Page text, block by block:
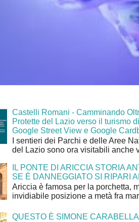
Castelli Romani - Camminando
Protette del Lazio verso il turismo
Google Street View e Google
I sentieri dei Parchi e delle Aree
del Lazio sono ora visitabili anche
IL PONTE DI ARICCIA STORIA
SE È DANNEGGIATO SI RIPARI
Ariccia è famosa per la porchetta,
invidiabile posizione a metà fra
QUESTO È SIMONE CARABELLA